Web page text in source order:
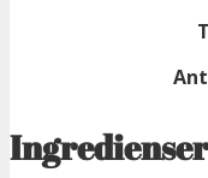
Ingredienser